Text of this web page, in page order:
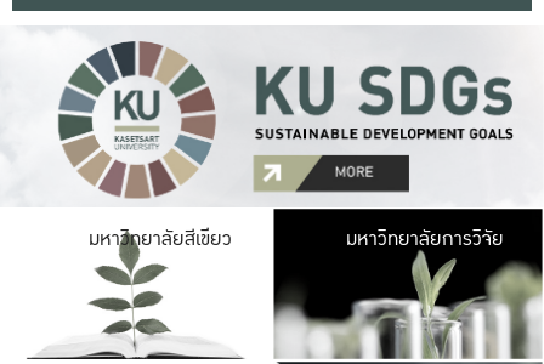
มหาวิทยาลัยสีเขียว มหาวิ
มีพื้นที่เขียวสดใส
เป็นป่าในเมือง เกษต
มหาวิทยาลัยการวิจัย